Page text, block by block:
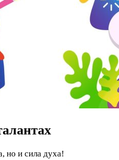
но и сила духа!